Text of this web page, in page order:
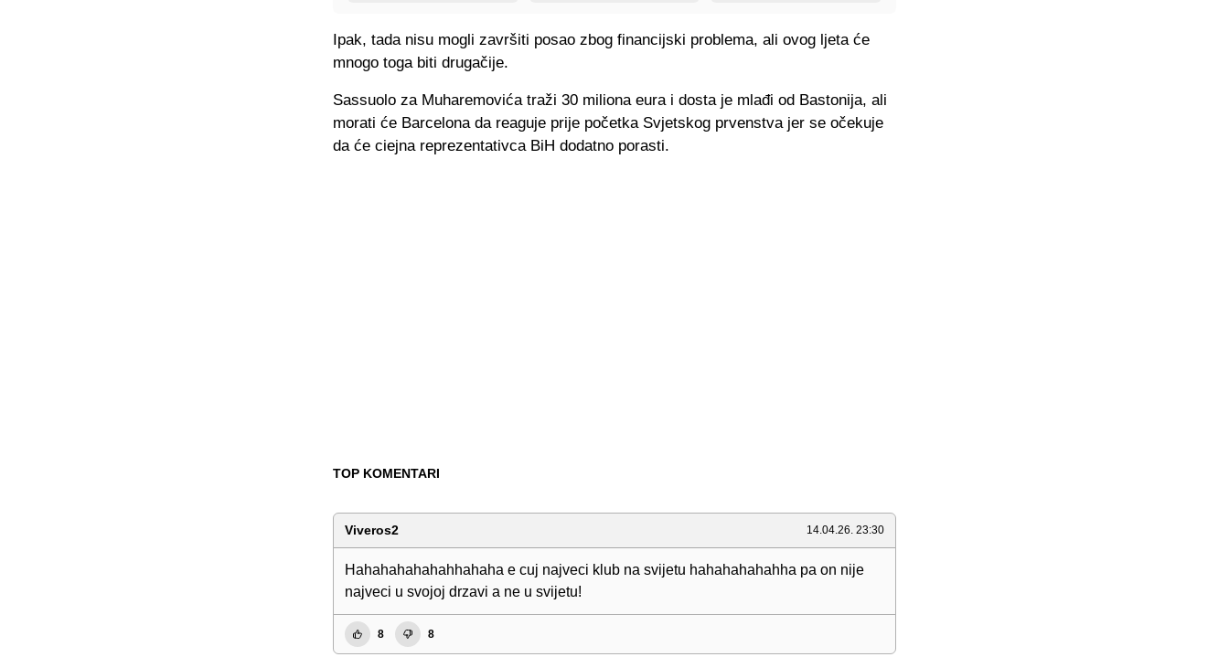
Ipak, tada nisu mogli završiti posao zbog financijski problema, ali ovog ljeta će
mnogo toga biti drugačije.
Sassuolo za Muharemovića traži 30 miliona eura i dosta je mlađi od Bastonija, ali
morati će Barcelona da reaguje prije početka Svjetskog prvenstva jer se očekuje
da će ciejna reprezentativca BiH dodatno porasti.
TOP KOMENTARI
Viveros2 14.04.26. 23:30
Hahahahahahahhahaha e cuj najveci klub na svijetu hahahahahahha pa on nije
najveci u svojoj drzavi a ne u svijetu!
8 8